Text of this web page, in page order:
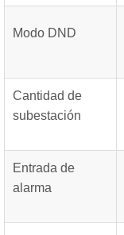
Modo DND
Cantidad de
subestación
Entrada de
alarma